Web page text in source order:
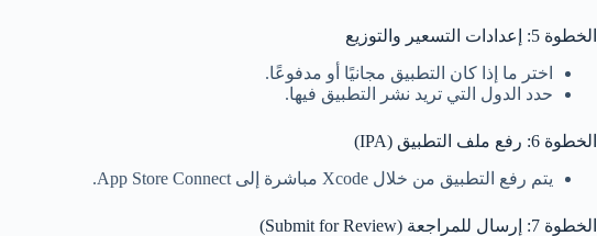
الخطوة 5: إعدادات التسعير والتوزيع
اختر ما إذا كان التطبيق مجانيًا أو مدفوعًا.
حدد الدول التي تريد نشر التطبيق فيها.
الخطوة 6: رفع ملف التطبيق (IPA)
يتم رفع التطبيق من خلال Xcode مباشرة إلى App Store Connect.
الخطوة 7: إرسال للمراجعة (Submit for Review)